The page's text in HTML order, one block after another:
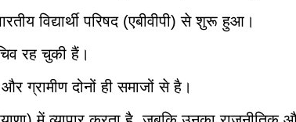
विद्यार्थी परिषद (एबीवीपी) से शुरू हुआ।
रह चुकी हैं।
ग्रामीण दोनों ही समाजों से है।